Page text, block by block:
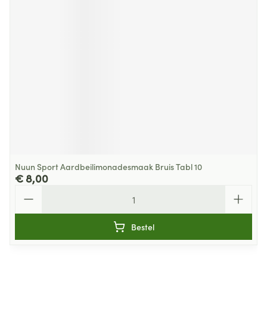
Nuun Sport Aardbeilimonadesmaak Bruis Tabl 10
€ 8,00
Bestel